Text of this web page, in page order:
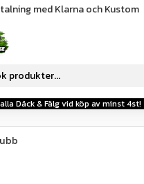
Däck & Fälg vid köp av minst 4st!
med Klarna och Kustom